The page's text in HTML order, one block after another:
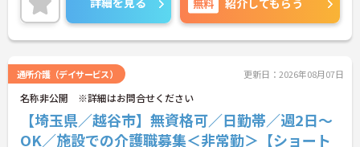
紹介してもらう
通所介護（デイサービス） 更新日：2026年08月07日
名称非公開 ※詳細はお問合せください
【埼玉県／越谷市】無資格可／日勤帯／週2日～
OK／施設での介護職募集＜非常勤＞【ショート